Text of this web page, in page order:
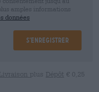
amples informations
données
S’enregistrer
plus Dépôt € 0,25